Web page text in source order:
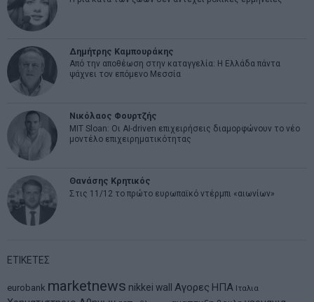
Δημήτρης Καμπουράκης
Από την αποθέωση στην καταγγελία: Η Ελλάδα πάντα
ψάχνει τον επόμενο Μεσσία
Νικόλαος Φουρτζής
MIT Sloan: Οι AI-driven επιχειρήσεις διαμορφώνουν το νέο
μοντέλο επιχειρηματικότητας
Θανάσης Κρητικός
Στις 11/12 το πρώτο ευρωπαϊκό ντέρμπι «αιωνίων»
ΕΤΙΚΕΤΕΣ
eurobank marketnews nikkei wall Αγορες ΗΠΑ Ιταλια